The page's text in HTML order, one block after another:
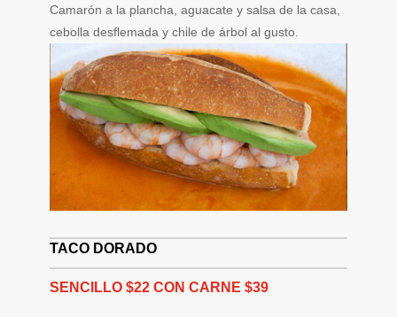
Camarón a la plancha, aguacate y salsa de la casa,
cebolla desflemada y chile de árbol al gusto.
TACO DORADO
SENCILLO $22 CON CARNE $39